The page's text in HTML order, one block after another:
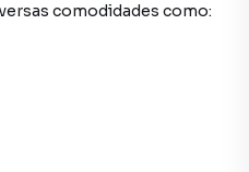
comodidades como: